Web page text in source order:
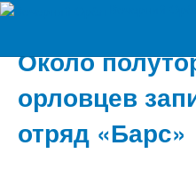
Около
орловцев
отряд «Барс»